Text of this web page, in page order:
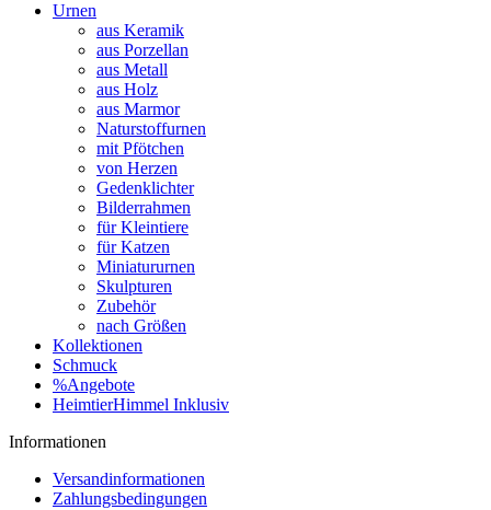
Urnen
aus Keramik
aus Porzellan
aus Metall
aus Holz
aus Marmor
Naturstoffurnen
mit Pfötchen
von Herzen
Gedenklichter
Bilderrahmen
für Kleintiere
für Katzen
Miniatururnen
Skulpturen
Zubehör
nach Größen
Kollektionen
Schmuck
%Angebote
HeimtierHimmel Inklusiv
Informationen
Versandinformationen
Zahlungsbedingungen